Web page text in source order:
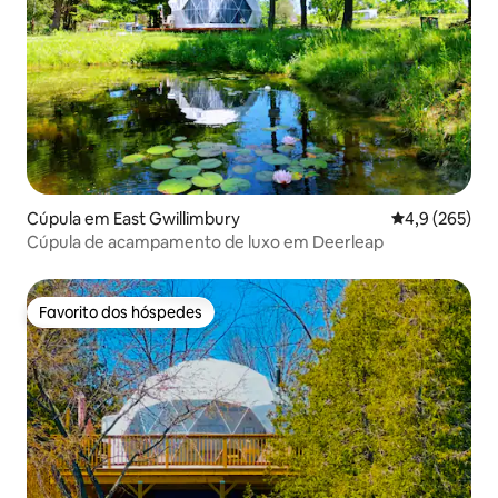
Cúpula em East Gwillimbury Classificação
4,9 (265)
Cúpula de acampamento de luxo em Deerleap
Favorito dos hóspedes
Favorito dos hóspedes